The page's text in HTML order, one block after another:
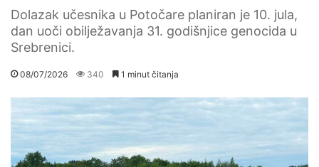
Dolazak učesnika u Potočare planiran je 10. jula,
dan uoči obilježavanja 31. godišnjice genocida u
Srebrenici.
08/07/2026 340 1 minut čitanja